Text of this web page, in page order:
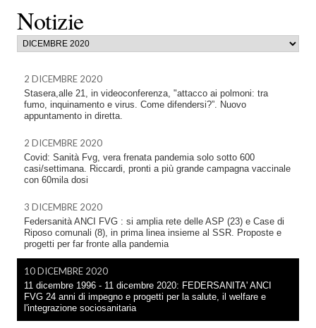
Notizie
2 DICEMBRE 2020
Stasera,alle 21, in videoconferenza, "attacco ai polmoni: tra
fumo, inquinamento e virus. Come difendersi?”. Nuovo
appuntamento in diretta.
2 DICEMBRE 2020
Covid: Sanità Fvg, vera frenata pandemia solo sotto 600
casi/settimana. Riccardi, pronti a più grande campagna vaccinale
con 60mila dosi
3 DICEMBRE 2020
Federsanità ANCI FVG : si amplia rete delle ASP (23) e Case di
Riposo comunali (8), in prima linea insieme al SSR. Proposte e
progetti per far fronte alla pandemia
10 DICEMBRE 2020
11 dicembre 1996 - 11 dicembre 2020: FEDERSANITA' ANCI
FVG 24 anni di impegno e progetti per la salute, il welfare e
l'integrazione sociosanitaria